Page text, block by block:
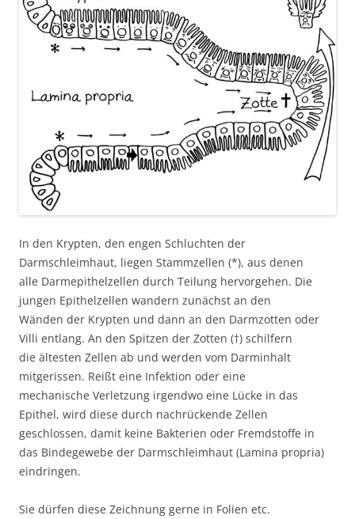
In den Krypten, den engen Schluchten der
Darmschleimhaut, liegen Stammzellen (*), aus denen
alle Darmepithelzellen durch Teilung hervorgehen. Die
jungen Epithelzellen wandern zunächst an den
Wänden der Krypten und dann an den Darmzotten oder
Villi entlang. An den Spitzen der Zotten (†) schilfern
die ältesten Zellen ab und werden vom Darminhalt
mitgerissen. Reißt eine Infektion oder eine
mechanische Verletzung irgendwo eine Lücke in das
Epithel, wird diese durch nachrückende Zellen
geschlossen, damit keine Bakterien oder Fremdstoffe in
das Bindegewebe der Darmschleimhaut (Lamina propria)
eindringen.
Sie dürfen diese Zeichnung gerne in Folien etc.